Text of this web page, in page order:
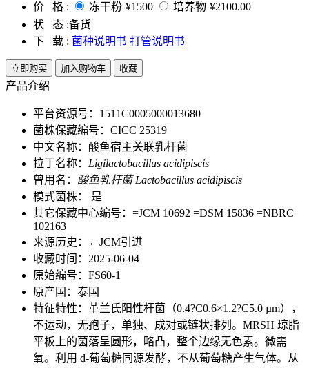
价 格 :
冻干粉 ¥1500 培养物 ¥2100.00
状 态 :备货
下 载 : 菌种说明书 打管说明书
立即购买 加入购物车 收藏
产品介绍
平台资源号：1511C0005000013680
菌株保藏编号：CICC 25319
中文名称：酸鱼宿主关联乳杆菌
拉丁名称： Ligilactobacillus acidipiscis
曾用名： 酸鱼乳杆菌 Lactobacillus acidipiscis
模式菌株： 是
其它保藏中心编号：=JCM 10692 =DSM 15836 =NBRC
102163
来源历史：←JCM引进
收藏时间：2025-06-04
原始编号：FS60-1
原产国：泰国
特征特性：革兰氏阳性杆菌（0.4?C0.6×1.2?C5.0 µm），
不运动，无孢子，单独、成对或链状排列。MRSH 琼脂
平板上的菌落呈圆形，略凸，整个边缘无色素。微需
氧。利用 d-葡萄糖同源发酵，不从葡萄糖产生气体。从